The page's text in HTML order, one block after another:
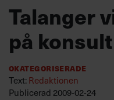
Utbildning
Populära
Talanger
på
Okategoriserade
Text:Redaktionen
Publicerad 2009-02-24